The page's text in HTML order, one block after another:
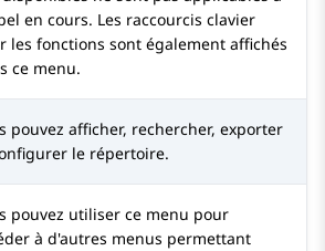
en cours. Les raccourcis clavier
les fonctions sont également affichés
ce menu.
pouvez afficher, rechercher, exporter
le répertoire.
pouvez utiliser ce menu pour
à d'autres menus permettant